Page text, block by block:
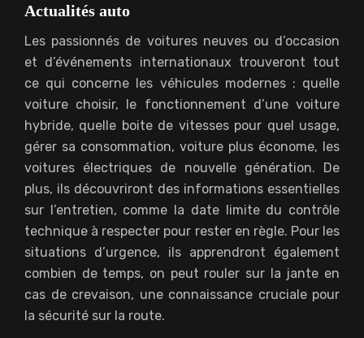
Actualités auto
Les passionnés de voitures neuves ou d’occasion
et d’événements internationaux trouveront tout
ce qui concerne les véhicules modernes : quelle
voiture choisir, le fonctionnement d’une voiture
hybride, quelle boite de vitesses pour quel usage,
gérer sa consommation, voiture plus économe, les
voitures électriques de nouvelle génération. De
plus, ils découvriront des informations essentielles
sur l’entretien, comme la date limite du contrôle
technique à respecter pour rester en règle. Pour les
situations d’urgence, ils apprendront également
combien de temps, on peut rouler sur la jante en
cas de crevaison, une connaissance cruciale pour
la sécurité sur la route.